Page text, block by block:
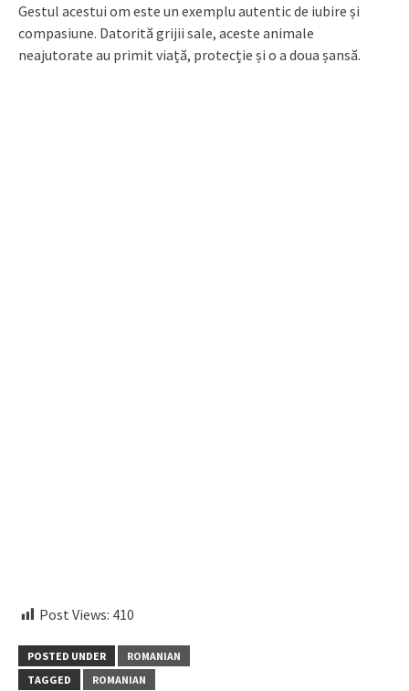
Gestul acestui om este un exemplu autentic de iubire și
compasiune. Datorită grijii sale, aceste animale
neajutorate au primit viață, protecție și o a doua șansă.
Post Views: 410
POSTED UNDER
ROMANIAN
TAGGED
ROMANIAN